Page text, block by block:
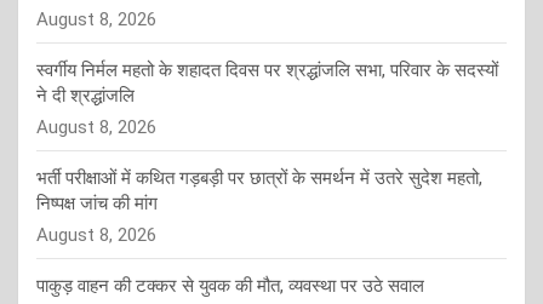
August 8, 2026
स्वर्गीय निर्मल महतो के शहादत दिवस पर श्रद्धांजलि सभा, परिवार के सदस्यों
ने दी श्रद्धांजलि
August 8, 2026
भर्ती परीक्षाओं में कथित गड़बड़ी पर छात्रों के समर्थन में उतरे सुदेश महतो,
निष्पक्ष जांच की मांग
August 8, 2026
पाकुड़ वाहन की टक्कर से युवक की मौत, व्यवस्था पर उठे सवाल